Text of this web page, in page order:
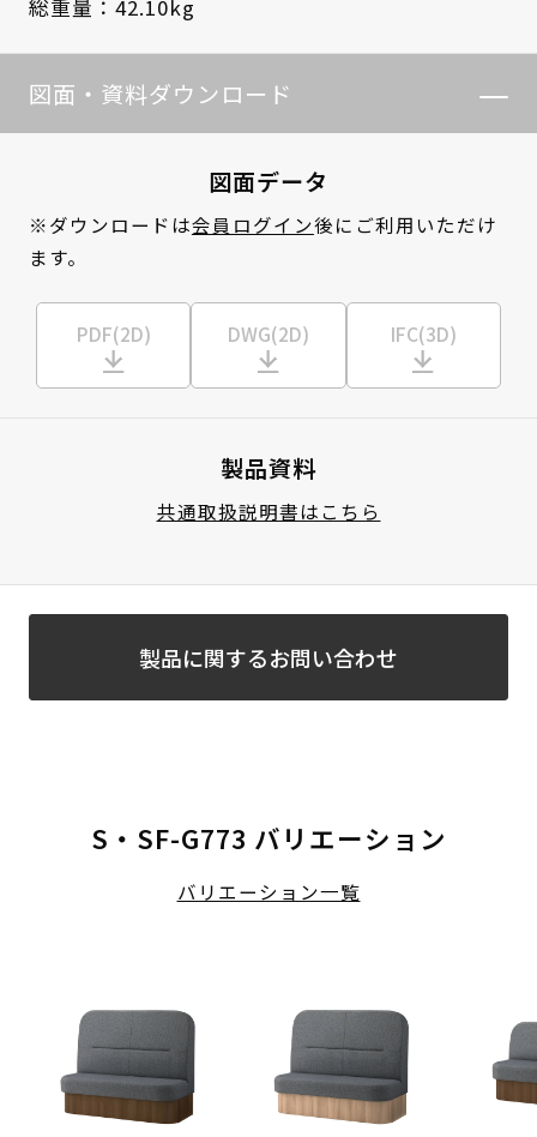
総重量：42.10kg
図面・資料ダウンロード
図面データ
※ダウンロードは会員ログイン後にご利用いただけ
ます。
PDF(2D) DWG(2D) IFC(3D)
製品資料
共通取扱説明書はこちら
製品に関するお問い合わせ
S・SF-G773 バリエーション
バリエーション一覧